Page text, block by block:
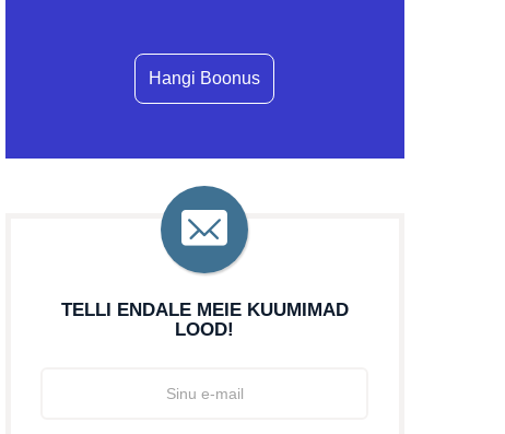
Hangi Boonus
TELLI ENDALE MEIE KUUMIMAD
LOOD!